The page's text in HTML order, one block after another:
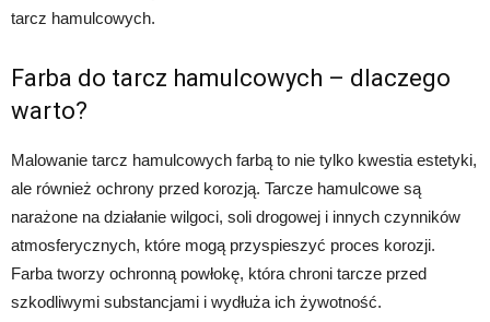
tarcz hamulcowych.
Farba do tarcz hamulcowych – dlaczego
warto?
Malowanie tarcz hamulcowych farbą to nie tylko kwestia estetyki,
ale również ochrony przed korozją. Tarcze hamulcowe są
narażone na działanie wilgoci, soli drogowej i innych czynników
atmosferycznych, które mogą przyspieszyć proces korozji.
Farba tworzy ochronną powłokę, która chroni tarcze przed
szkodliwymi substancjami i wydłuża ich żywotność.